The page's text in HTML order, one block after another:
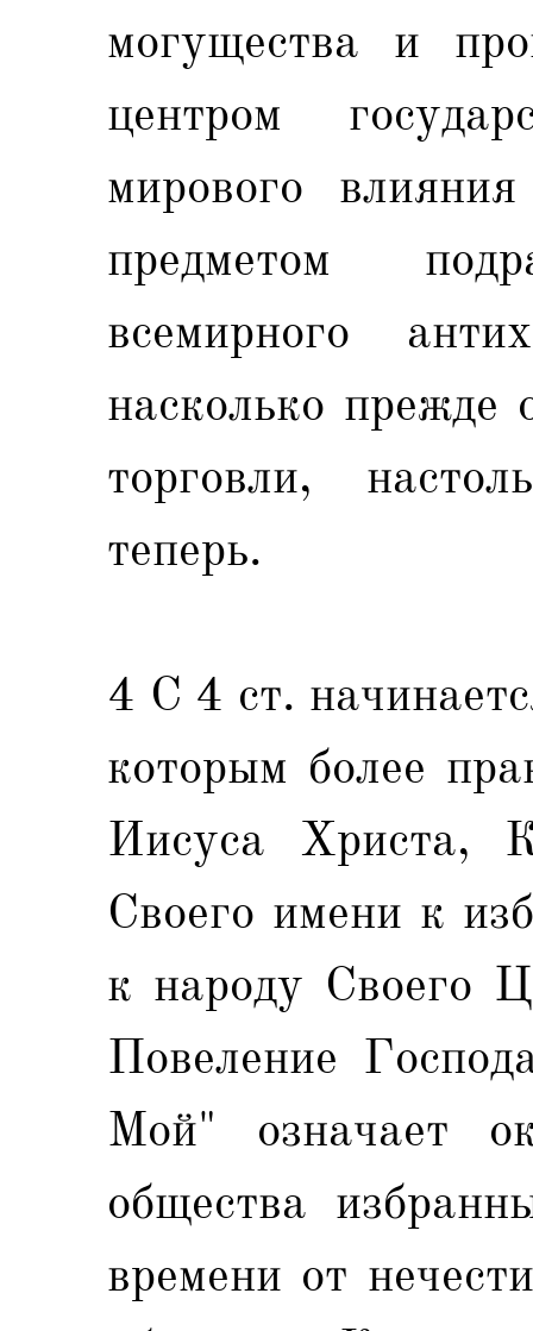
могущества и
центром
мирового
предметом
всемирного
насколько прежде
торговли,
теперь.
4 С 4 ст.
которым более
Иисуса Христа,
Своего имени к
к народу Своего
Повеление
Мой" означает
общества
времени от